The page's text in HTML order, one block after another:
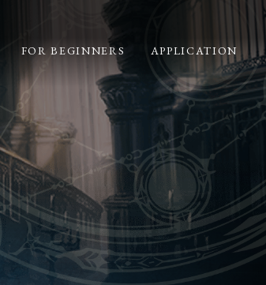
FOR BEGINNERS APPLICATION